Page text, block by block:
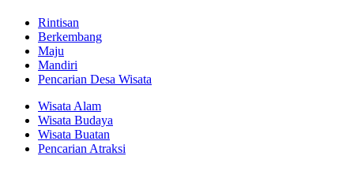
Rintisan
Berkembang
Maju
Mandiri
Pencarian Desa Wisata
Wisata Alam
Wisata Budaya
Wisata Buatan
Pencarian Atraksi